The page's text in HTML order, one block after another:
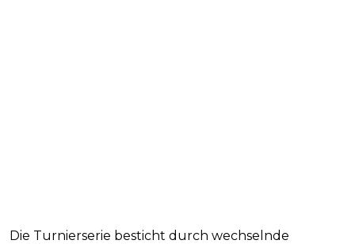
Die Turnierserie besticht durch wechselnde